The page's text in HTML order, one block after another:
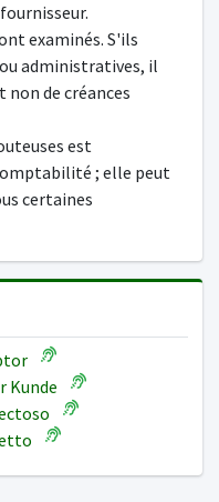
examinés. S'ils
administratives, il
de créances
est
; elle peut
certaines
Kunde